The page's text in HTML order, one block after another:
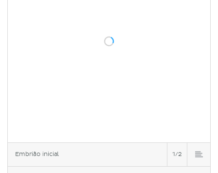
Embrião inicial 1/2